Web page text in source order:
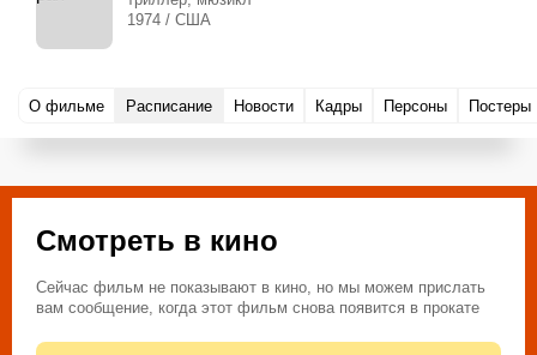
1974 / США
О фильме Расписание Новости Кадры Персоны Постеры
Смотреть в кино
Сейчас фильм не показывают в кино, но мы можем прислать
вам сообщение, когда этот фильм снова появится в прокате